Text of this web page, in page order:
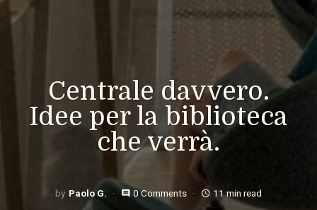
Centrale davvero.
Idee per la biblioteca
che verrà.
Paolo G. comment 0 Comments access_time 11 min read